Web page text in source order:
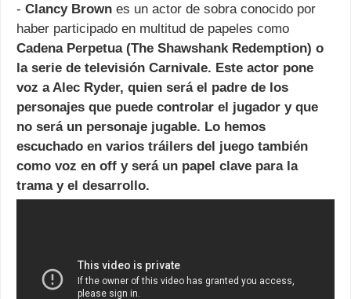
- Clancy Brown es un actor de sobra conocido por
haber participado en multitud de papeles como
Cadena Perpetua (The Shawshank Redemption) o
la serie de televisión Carnivale. Este actor pone
voz a Alec Ryder, quien será el padre de los
personajes que puede controlar el jugador y que
no será un personaje jugable. Lo hemos
escuchado en varios tráilers del juego también
como voz en off y será un papel clave para la
trama y el desarrollo.